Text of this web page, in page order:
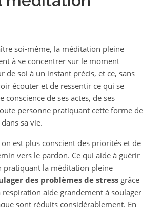
soi-même, la méditation pleine
à se concentrer sur le moment
de soi à un instant précis, et ce, sans
écouter et de ressentir ce qui se
conscience de ses actes, de ses
personne pratiquant cette forme de
sa vie.
est plus conscient des priorités et de
vers le pardon. Ce qui aide à guérir
pratiquant la méditation pleine
des problèmes de stressgrâce
aide grandement à soulager
sont réduits considérablement. En